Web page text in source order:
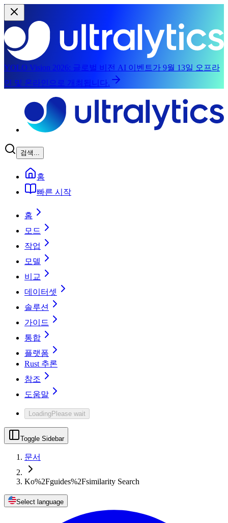
YOLO Vision 2026: 글로벌 비전 AI 이벤트가 9월 13일 오프라
인 및 온라인으로 개최됩니다.
검색...
홈
빠른 시작
홈
모드
작업
모델
비교
데이터셋
솔루션
가이드
통합
플랫폼
Rust 추론
참조
도움말
LoadingPlease wait
Toggle Sidebar
문서
Ko%2Fguides%2Fsimilarity Search
Select language